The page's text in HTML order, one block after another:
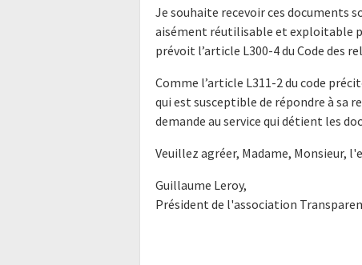
Je souhaite recevoir ces documents
aisément réutilisable et exploitable
prévoit l’article L300-4 du Code des
Comme l’article L311-2 du code
qui est susceptible de répondre à sa
demande au service qui détient les
Veuillez agréer, Madame, Monsieur,
Guillaume Leroy,
Président de l'association